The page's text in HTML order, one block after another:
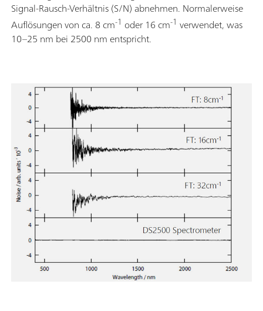
Signal-Rausch-Verhältnis (S/N) abnehmen. Normalerweise
Auflösungen von ca. 8 cm-1 oder 16 cm-1 verwendet, was
10–25 nm bei 2500 nm entspricht.